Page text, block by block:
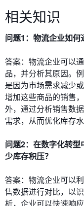
相关知识
问题1：物流企业如何
答案：物流企业可以
品，并分析其原因。
是因为市场需求减少
增加这些商品的销售
外，通过分析销售数
需求，从而优化库存
问题2：在数字化转
少库存积压？
答案：物流企业可以
售数据进行对比，以
析，企业可以快速响